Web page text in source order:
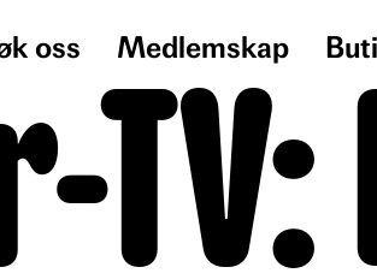
oss Medlemskap